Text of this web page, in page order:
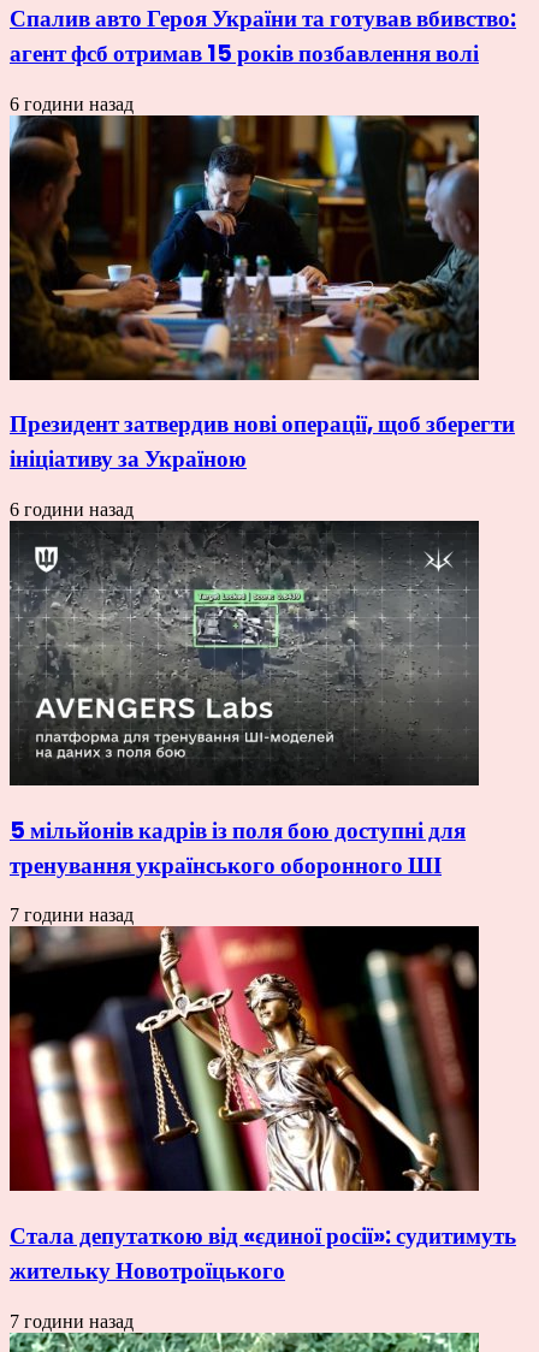
Спалив авто Героя України та готував вбивство:
агент фсб отримав 15 років позбавлення волі
6 години назад
Президент затвердив нові операції, щоб зберегти
ініціативу за Україною
6 години назад
5 мільйонів кадрів із поля бою доступні для
тренування українського оборонного ШІ
7 години назад
Стала депутаткою від «єдиної росії»: судитимуть
жительку Новотроїцького
7 години назад